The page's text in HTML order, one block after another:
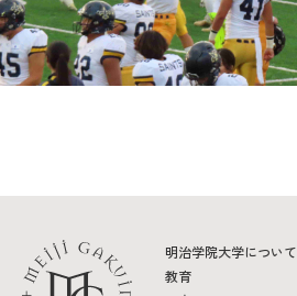
明治学院大学について
教育